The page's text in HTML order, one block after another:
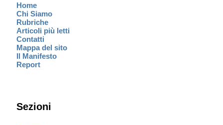
Home
Chi Siamo
Rubriche
Articoli più letti
Contatti
Mappa del sito
Il Manifesto
Report
Sezioni